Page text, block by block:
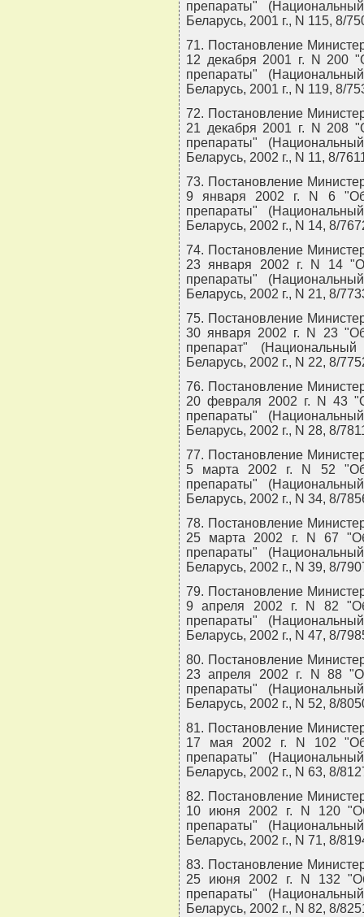
препараты"
Беларусь, 2001 г., N 115, 8/
71. Постановление
12 декабря 2001 г. N 200
препараты"
Беларусь, 2001 г., N 119, 8/
72. Постановление
21 декабря 2001 г. N 208
препараты"
Беларусь, 2002 г., N 11, 8/
73. Постановление
9 января 2002 г. N 6 "Об
препараты"
Беларусь, 2002 г., N 14, 8/
74. Постановление
23 января 2002 г. N 14
препараты"
Беларусь, 2002 г., N 21, 8/
75. Постановление
30 января 2002 г. N 23
препарат"
Беларусь, 2002 г., N 22, 8/
76. Постановление
20 февраля 2002 г. N 43
препараты"
Беларусь, 2002 г., N 28, 8/
77. Постановление
5 марта 2002 г. N 52 "Об
препараты"
Беларусь, 2002 г., N 34, 8/
78. Постановление
25 марта 2002 г. N 67
препараты"
Беларусь, 2002 г., N 39, 8/
79. Постановление
9 апреля 2002 г. N 82
препараты"
Беларусь, 2002 г., N 47, 8/
80. Постановление
23 апреля 2002 г. N 88
препараты"
Беларусь, 2002 г., N 52, 8/
81. Постановление
17 мая 2002 г. N 102 "Об
препараты"
Беларусь, 2002 г., N 63, 8/
82. Постановление
10 июня 2002 г. N 120
препараты"
Беларусь, 2002 г., N 71, 8/
83. Постановление
25 июня 2002 г. N 132
препараты"
Беларусь, 2002 г., N 82, 8/